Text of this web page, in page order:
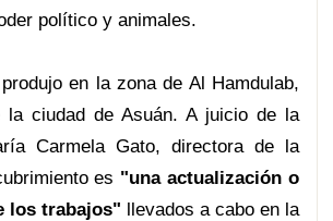
político y animales.
en la zona de Al Hamdulab,
la ciudad de Asuán. A juicio de la
Carmela Gato, directora de la
es "una actualización o
los trabajos" llevados a cabo en la